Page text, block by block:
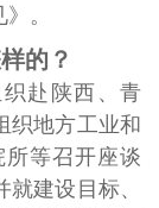
。
的？
赴陕西、青
织地方工业和
等召开座谈
建设目标、